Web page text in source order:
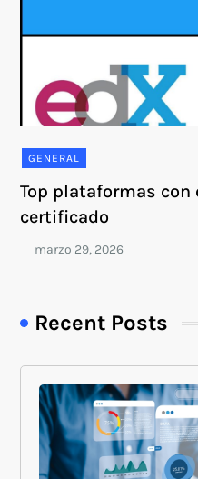
GENERAL
Top plataformas
certificado
Recent Posts